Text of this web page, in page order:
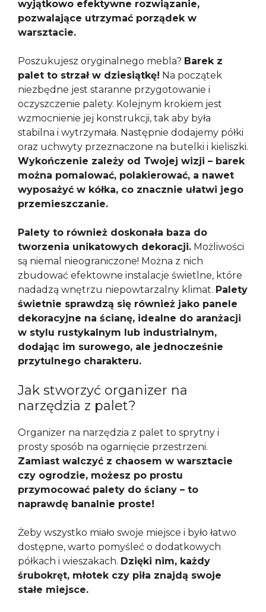
wyjątkowo efektywne rozwiązanie,
pozwalające utrzymać porządek w
warsztacie.
Poszukujesz oryginalnego mebla? Barek z
palet to strzał w dziesiątkę! Na początek
niezbędne jest staranne przygotowanie i
oczyszczenie palety. Kolejnym krokiem jest
wzmocnienie jej konstrukcji, tak aby była
stabilna i wytrzymała. Następnie dodajemy półki
oraz uchwyty przeznaczone na butelki i kieliszki.
Wykończenie zależy od Twojej wizji – barek
można pomalować, polakierować, a nawet
wyposażyć w kółka, co znacznie ułatwi jego
przemieszczanie.
Palety to również doskonała baza do
tworzenia unikatowych dekoracji. Możliwości
są niemal nieograniczone! Można z nich
zbudować efektowne instalacje świetlne, które
nadadzą wnętrzu niepowtarzalny klimat. Palety
świetnie sprawdzą się również jako panele
dekoracyjne na ścianę, idealne do aranżacji
w stylu rustykalnym lub industrialnym,
dodając im surowego, ale jednocześnie
przytulnego charakteru.
Jak stworzyć organizer na
narzędzia z palet?
Organizer na narzędzia z palet to sprytny i
prosty sposób na ogarnięcie przestrzeni.
Zamiast walczyć z chaosem w warsztacie
czy ogrodzie, możesz po prostu
przymocować palety do ściany – to
naprawdę banalnie proste!
Żeby wszystko miało swoje miejsce i było łatwo
dostępne, warto pomyśleć o dodatkowych
półkach i wieszakach. Dzięki nim, każdy
śrubokręt, młotek czy piła znajdą swoje
stałe miejsce.